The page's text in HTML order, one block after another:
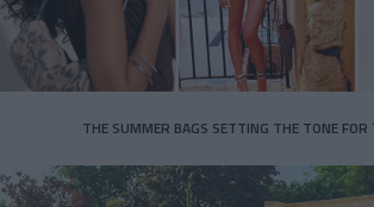
THE SUMMER BAGS SETTING THE TONE FOR